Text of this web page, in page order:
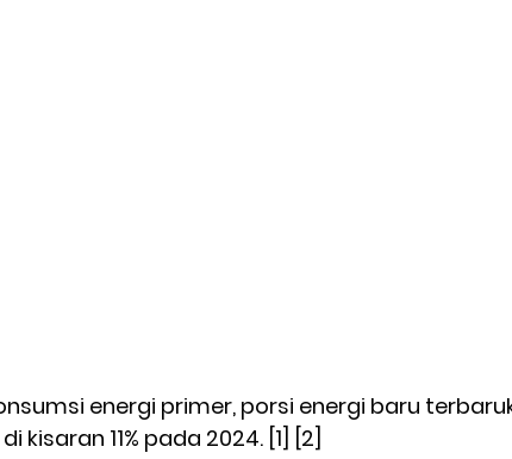
energi primer, porsi energi baru
kisaran 11% pada 2024. [1] [2]